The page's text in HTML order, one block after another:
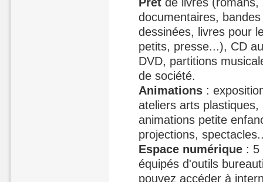
documentaires, bandes
dessinées, livres pour
petits, presse...), CD
DVD, partitions
de société.
Animations :
ateliers arts
animations petite
projections,
Espace numérique : 5
équipés d'outils
pouvez accéder à